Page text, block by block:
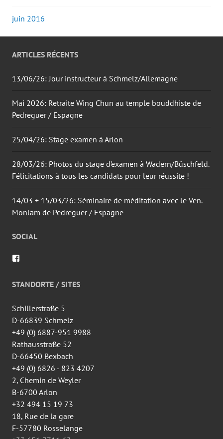
juin 2016
ARTICLES RÉCENTS
13/06/26: Jour instructeur à Schmelz/Allemagne
Mai 2026: Retraite Wing Chun au temple bouddhiste de
Pedreguer / Espagne
25/04/26: Stage examen à Arlon
28/03/26: Photos du stage d’examen à Wadern/Büschfeld.
Félicitations à tous les candidats pour leur réussite !
14/03 + 15/03/26: Séminaire de méditation avec le Ven.
Monlam de Pedreguer / Espagne
SOCIAL
de
wingtsun.arlon
Facebook
STANDORTE / SITES
Schillerstraße 5
D-66839 Schmelz
+49 (0) 6887-951 9988
Rathausstraße 52
D-66450 Bexbach
+49 (0) 6826 - 823 4207
2, Chemin de Weyler
B-6700 Arlon
+32 494 15 19 73
18, Rue de la gare
F-57780 Rosselange